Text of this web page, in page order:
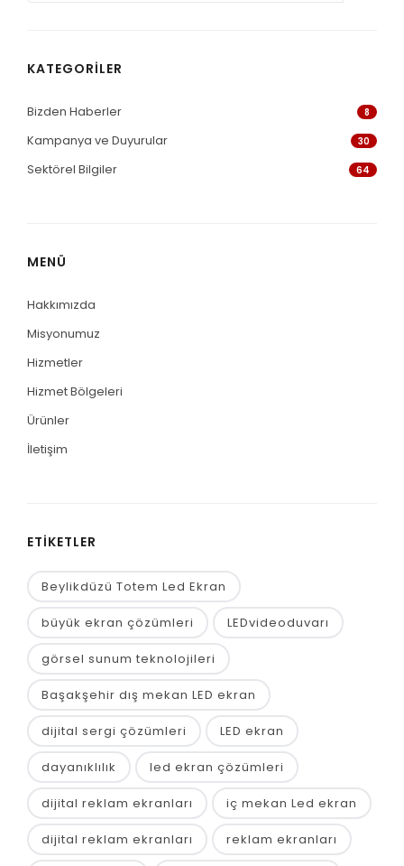
KATEGORILER
Bizden Haberler 8
Kampanya ve Duyurular 30
Sektörel Bilgiler 64
MENÜ
Hakkımızda
Misyonumuz
Hizmetler
Hizmet Bölgeleri
Ürünler
İletişim
ETIKETLER
Beylikdüzü Totem Led Ekran
büyük ekran çözümleri LEDvideoduvarı
görsel sunum teknolojileri
Başakşehir dış mekan LED ekran
dijital sergi çözümleri LED ekran
dayanıklılık led ekran çözümleri
dijital reklam ekranları iç mekan Led ekran
dijital reklam ekranları reklam ekranları